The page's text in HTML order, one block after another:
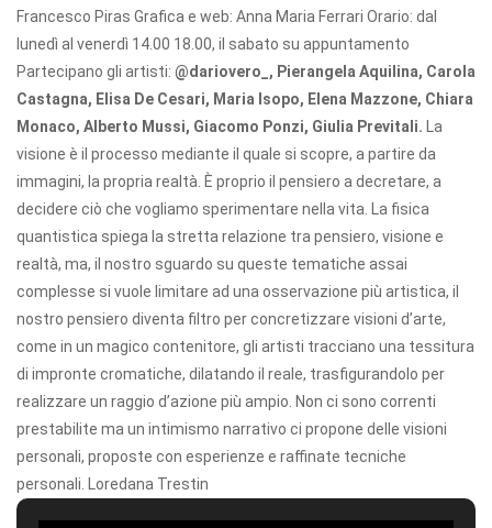
Francesco Piras Grafica e web: Anna Maria Ferrari Orario: dal
lunedì al venerdì 14.00 18.00, il sabato su appuntamento
Partecipano gli artisti: @dariovero_, Pierangela Aquilina, Carola
Castagna, Elisa De Cesari, Maria Isopo, Elena Mazzone, Chiara
Monaco, Alberto Mussi, Giacomo Ponzi, Giulia Previtali. La
visione è il processo mediante il quale si scopre, a partire da
immagini, la propria realtà. È proprio il pensiero a decretare, a
decidere ciò che vogliamo sperimentare nella vita. La fisica
quantistica spiega la stretta relazione tra pensiero, visione e
realtà, ma, il nostro sguardo su queste tematiche assai
complesse si vuole limitare ad una osservazione più artistica, il
nostro pensiero diventa filtro per concretizzare visioni d’arte,
come in un magico contenitore, gli artisti tracciano una tessitura
di impronte cromatiche, dilatando il reale, trasfigurandolo per
realizzare un raggio d’azione più ampio. Non ci sono correnti
prestabilite ma un intimismo narrativo ci propone delle visioni
personali, proposte con esperienze e raffinate tecniche
personali. Loredana Trestin